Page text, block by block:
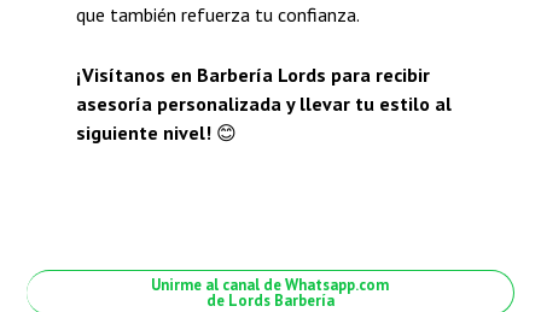
que también refuerza tu confianza.
¡Visítanos en Barbería Lords para recibir
asesoría personalizada y llevar tu estilo al
siguiente nivel!😊
Unirme al canal de Whatsapp.com
de Lords Barbería